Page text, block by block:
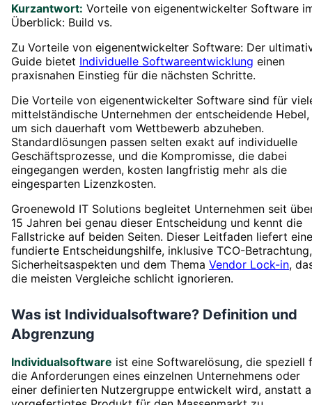
Kurzantwort: Vorteile von eigenentwickelter Software
Überblick: Build vs.
Zu Vorteile von eigenentwickelter Software: Der
Guide bietet Individuelle Softwareentwicklung einen
praxisnahen Einstieg für die nächsten Schritte.
Die Vorteile von eigenentwickelter Software sind für
mittelständische Unternehmen der entscheidende Hebel,
um sich dauerhaft vom Wettbewerb abzuheben.
Standardlösungen passen selten exakt auf individuelle
Geschäftsprozesse, und die Kompromisse, die dabei
eingegangen werden, kosten langfristig mehr als die
eingesparten Lizenzkosten.
Groenewold IT Solutions begleitet Unternehmen seit
15 Jahren bei genau dieser Entscheidung und kennt die
Fallstricke auf beiden Seiten. Dieser Leitfaden liefert eine
fundierte Entscheidungshilfe, inklusive TCO-Betrachtung,
Sicherheitsaspekten und dem Thema Vendor Lock-in,
die meisten Vergleiche schlicht ignorieren.
Was ist Individualsoftware? Definition und
Abgrenzung
Individualsoftware ist eine Softwarelösung, die speziell
die Anforderungen eines einzelnen Unternehmens oder
einer definierten Nutzergruppe entwickelt wird, anstatt